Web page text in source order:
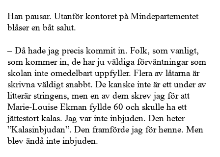
Han pausar. Utanför kontoret på Mindepartementet
blåser en båt salut.
– Då hade jag precis kommit in. Folk, som vanligt,
som kommer in, de har ju väldiga förväntningar som
skolan inte omedelbart uppfyller. Flera av låtarna är
skrivna väldigt snabbt. De kanske inte är ett under av
litterär stringens, men en av dem skrev jag för att
Marie-Louise Ekman fyllde 60 och skulle ha ett
jättestort kalas. Jag var inte inbjuden. Den heter
”Kalasinbjudan”. Den framförde jag för henne. Men
blev ändå inte inbjuden.